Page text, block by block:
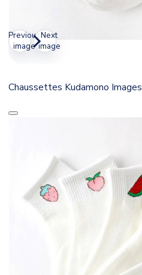
Previous
image
Next
image
Chaussettes Kudamono Images